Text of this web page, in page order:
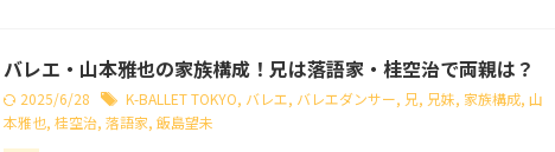
バレエ・山本雅也の家族構成！兄は落語家・桂空治で両親は？
2025/6/28 K-BALLET TOKYO, バレエ, バレエダンサー, 兄, 兄妹, 家族構成, 山
本雅也, 桂空治, 落語家, 飯島望未